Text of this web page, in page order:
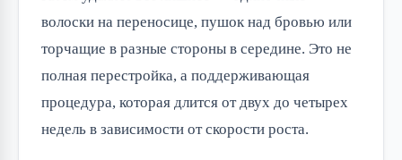
волоски на переносице, пушок над бровью или
торчащие в разные стороны в середине. Это не
полная перестройка, а поддерживающая
процедура, которая длится от двух до четырех
недель в зависимости от скорости роста.